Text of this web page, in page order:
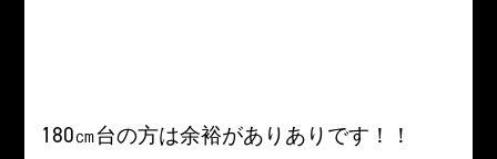
180㎝台の方は余裕がありありです！！